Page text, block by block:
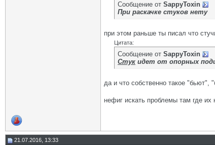
Сообщение от SappyToxin
При раскачке стуков нету
при этом раньше ты писал что
Цитата:
Сообщение от SappyToxin
Стук идет от опорных
да и что собственно такое "бьют",
нефиг искать проблемы там где их
21.07.2016, 13:33